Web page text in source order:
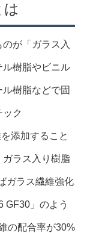
は
が「ガラス入
ル樹脂やビニル
樹脂などで固
ク
添加すること
ガラス入り樹脂
ガラス繊維強化
GF30」のよう
の配合率が30%